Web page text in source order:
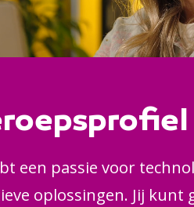
een passie voor
oplossingen. Jij kunt